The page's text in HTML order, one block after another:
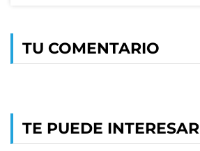
TU COMENTARIO
TE PUEDE INTERESAR